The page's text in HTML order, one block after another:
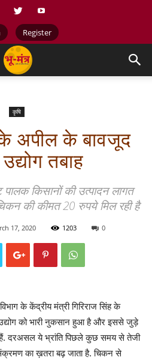
Register
कृषि
के अपील के बावजूद
उद्योग तबाह
किसानों की उत्पादन लागत
की कीमत 20 रुपये मिल रही है
17, 2020 1203 0
के केंद्रीय मंत्री गिरिराज सिंह के
उद्योग को भारी नुकसान हुआ है और इससे जुड़े
दरअसल ये भ्रांति पिछले कुछ समय से तेजी
का ख़तरा बढ़ जाता है. चिकन से